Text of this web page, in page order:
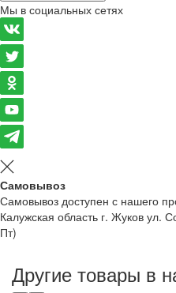
Мы в социальных сетях
Самовывоз
Самовывоз доступен с нашего
Калужская область г. Жуков ул.
Пт)
Другие товары в